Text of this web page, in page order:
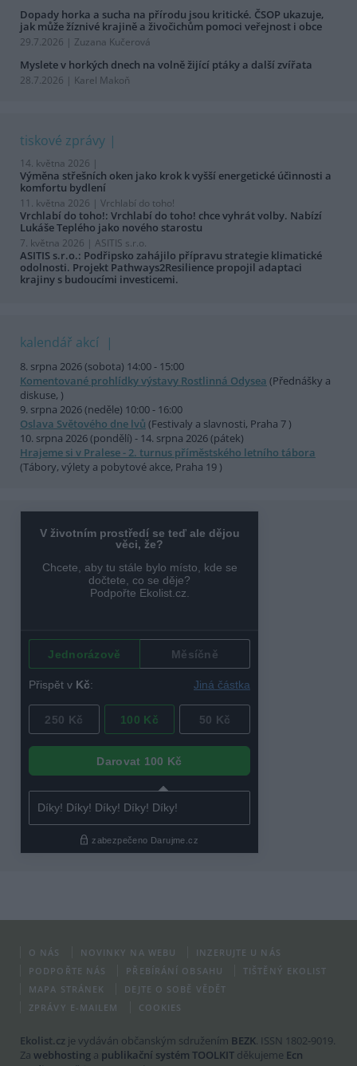
Dopady horka a sucha na přírodu jsou kritické. ČSOP ukazuje,
jak může žíznivé krajině a živočichům pomoci veřejnost i obce
29.7.2026 | Zuzana Kučerová
Myslete v horkých dnech na volně žijící ptáky a další zvířata
28.7.2026 | Karel Makoň
tiskové zprávy
14. května 2026 |
Výměna střešních oken jako krok k vyšší energetické účinnosti a
komfortu bydlení
11. května 2026 | Vrchlabí do toho!
Vrchlabí do toho!: Vrchlabí do toho! chce vyhrát volby. Nabízí
Lukáše Teplého jako nového starostu
7. května 2026 | ASITIS s.r.o.
ASITIS s.r.o.: Podřipsko zahájilo přípravu strategie klimatické
odolnosti. Projekt Pathways2Resilience propojil adaptaci
krajiny s budoucími investicemi.
kalendář akcí
8. srpna 2026 (sobota) 14:00 - 15:00
Komentované prohlídky výstavy Rostlinná Odysea (Přednášky a
diskuse, )
9. srpna 2026 (neděle) 10:00 - 16:00
Oslava Světového dne lvů (Festivaly a slavnosti, Praha 7 )
10. srpna 2026 (pondělí) - 14. srpna 2026 (pátek)
Hrajeme si v Pralese - 2. turnus příměstského letního tábora
(Tábory, výlety a pobytové akce, Praha 19 )
O NÁS NOVINKY NA WEBU
INZERUJTE U NÁS
PODPOŘTE NÁS
PŘEBÍRÁNÍ OBSAHU
TIŠTĚNÝ EKOLIST
MAPA STRÁNEK
DEJTE O SOBĚ VĚDĚT
ZPRÁVY E-MAILEM
COOKIES
Ekolist.cz je vydáván občanským sdružením BEZK. ISSN 1802-9019.
Za webhosting a publikační systém TOOLKIT děkujeme Ecn